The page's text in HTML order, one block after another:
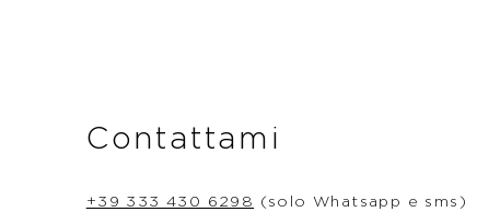
Contattami
+39 333 430 6298 (solo Whatsapp e sms)